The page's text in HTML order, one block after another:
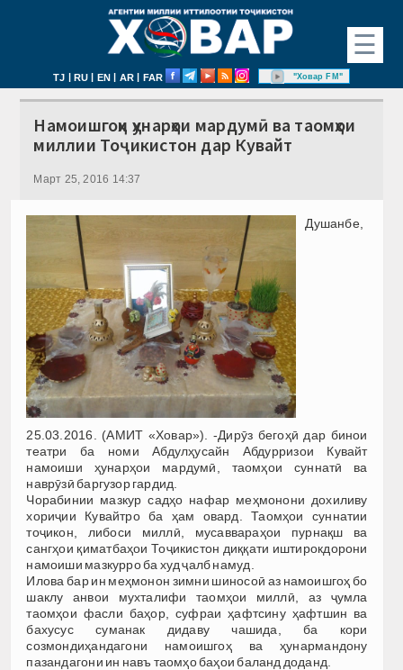
☰
TJ | RU | EN | AR | FAR "Ховар FM"
Намоишгоҳи ҳунарҳои мардумӣ ва таомҳои
миллии Тоҷикистон дар Кувайт
Март 25, 2016 14:37
Душанбе,
25.03.2016. (АМИТ «Ховар»). -Дирӯз бегоҳӣ дар бинои
театри ба номи Абдулҳусайн Абдурризои Кувайт
намоиши ҳунарҳои мардумӣ, таомҳои суннатӣ ва
наврӯзӣ баргузор гардид.
Чорабинии мазкур садҳо нафар меҳмонони дохиливу
хориҷии Кувайтро ба ҳам овард. Таомҳои суннатии
тоҷикон, либоси миллӣ, мусаввараҳои пурнақш ва
сангҳои қиматбаҳои Тоҷикистон диққати иштирокдорони
намоиши мазкурро ба худ ҷалб намуд.
Илова бар ин меҳмонон зимни шиносоӣ аз намоишгоҳ бо
шаклу анвои мухталифи таомҳои миллӣ, аз ҷумла
таомҳои фасли баҳор, суфраи ҳафтсину ҳафтшин ва
бахусус суманак дидаву чашида, ба кори
созмондиҳандагони намоишгоҳ ва ҳунармандону
пазандагони ин навъ таомҳо баҳои баланд доданд.